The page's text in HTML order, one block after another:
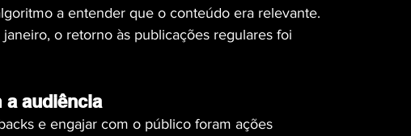
a entender que o conteúdo era relevante.
o retorno às publicações regulares foi
audiência
e engajar com o público foram ações